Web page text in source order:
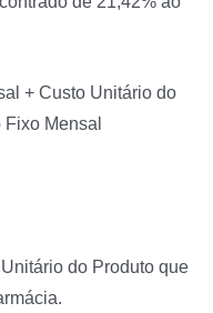
+ Custo Unitário do
Fixo Mensal
do Produto que